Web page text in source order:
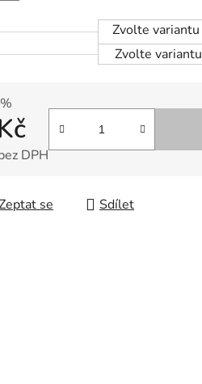
Zvolte variantu
Zvolte variantu
DPH
se Sdílet